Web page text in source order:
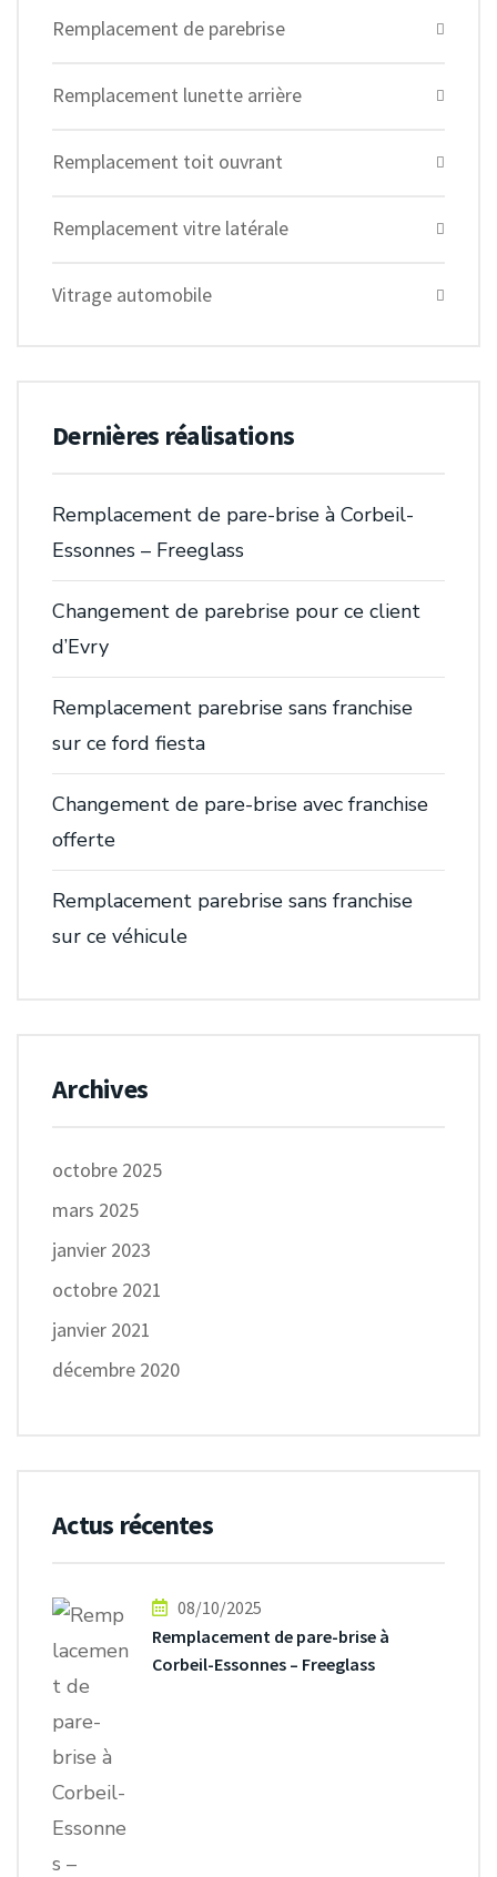
Remplacement de parebrise
Remplacement lunette arrière
Remplacement toit ouvrant
Remplacement vitre latérale
Vitrage automobile
Dernières réalisations
Remplacement de pare-brise à Corbeil-
Essonnes – Freeglass
Changement de parebrise pour ce client
d’Evry
Remplacement parebrise sans franchise
sur ce ford fiesta
Changement de pare-brise avec franchise
offerte
Remplacement parebrise sans franchise
sur ce véhicule
Archives
octobre 2025
mars 2025
janvier 2023
octobre 2021
janvier 2021
décembre 2020
Actus récentes
08/10/2025
Remplacement de pare-brise à
Corbeil-Essonnes – Freeglass